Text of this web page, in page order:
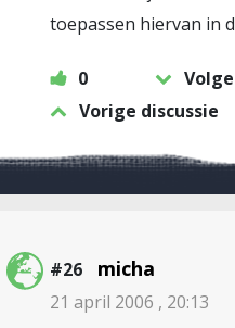
toepassen hiervan in
0
Vorige discussie
#26 micha
21 april 2006 , 20:13